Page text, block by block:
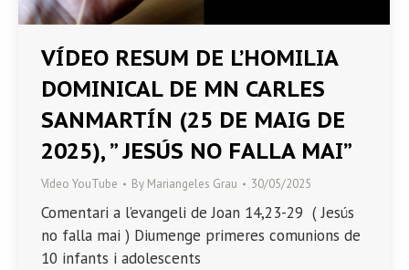
VÍDEO RESUM DE L’HOMILIA
DOMINICAL DE MN CARLES
SANMARTÍN (25 DE MAIG DE
2025), ” JESÚS NO FALLA MAI”
Vídeo YouTube By Mariangeles Grau 30/05/2025
Comentari a l’evangeli de Joan 14,23-29 ( Jesús
no falla mai ) Diumenge primeres comunions de
10 infants i adolescents